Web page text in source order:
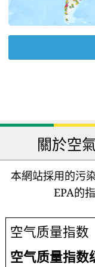
關於空
本網站採用的污
EPA的
空气质量指数
空气质量指数